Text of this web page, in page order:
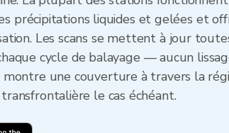
précipitations liquides et gelées et
Les scans se mettent à jour
cycle de balayage — aucun
montre une couverture à travers la
le cas échéant.